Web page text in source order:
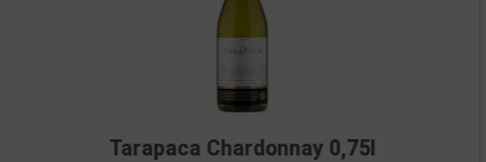
Tarapaca Chardonnay 0,75l